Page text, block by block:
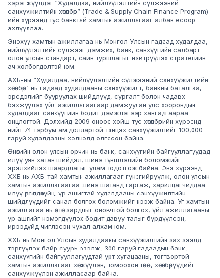
хэрэгжүүлдэг “Худалдаа, нийлүүлэлтийн сүлжээний
санхүүжилтийн хөтөлбөр” (Trade & Supply Chain Finance Program)-
ийн хүрээнд тус банктай хамтын ажиллагааг албан ёсоор
эхлүүллээ.
Энэхүү хамтын ажиллагаа нь Монгол Улсын гадаад худалдаа,
нийлүүлэлтийн сүлжээг дэмжих, банк, санхүүгийн салбарт
олон улсын стандарт, сайн туршлагыг нэвтрүүлэх стратегийн
ач холбогдолтой юм.
АХБ-ны “Худалдаа, нийлүүлэлтийн сүлжээний санхүүжилтийн
хөтөлбөр” нь гадаад худалдааны санхүүжилт, банкны баталгаа,
эрсдэлийг бууруулах шийдлүүд, сургалт болон чадавх
бэхжүүлэх үйл ажиллагаагаар дамжуулан улс хоорондын
худалдааг санхүүгийн бодит дэмжлэгээр хангадгаараа
онцлогтой. Дэлхийд 2009 оноос хойш тус хөтөлбөрийн хүрээнд
нийт 74 тэрбум ам.доллартой тэнцэх санхүүжилтийг 100,000
гаруй худалдааны хэлцэлд олгосон байна.
Өнөөгийн олон улсын орчин нь банк, санхүүгийн байгууллагуудад
илүү уян хатан шийдэл, шинэ түншлэлийн боломжийг
эрэлхийлэх шаардлагыг улам тодотгож байна. Энэ хүрээнд
ХХБ нь АХБ-тай хамтын ажиллагааг гүнзгийрүүлж, олон улсын
хамтын ажиллагаагаа шинэ шатанд гаргаж, харилцагчиддаа
илүү өрсөлдөхүйц, үр ашигтай худалдааны санхүүжилтийн
шийдлүүдийг санал болгох боломжийг нээж байна. Уг хамтын
ажиллагаа нь өртөг зардлыг оновчтой болгох, үйл ажиллагааны
үр ашгийг нэмэгдүүлэх бодит давуу талыг бүрдүүлсэн,
ирээдүйд чиглэсэн чухал алхам юм.
ХХБ нь Монгол Улсын худалдааны санхүүжилтийн зах зээлд
тэргүүлэх байр суурь эзэлж, 300 гаруй гадаадын банк,
санхүүгийн байгууллагуудтай урт хугацааны, тогтвортой
хамтын ажиллагааг хөгжүүлэн, томоохон төсөл, хөтөлбөрүүдийг
санхүүжүүлэн ажилласаар байна.